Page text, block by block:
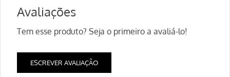
Avaliações
Tem esse produto? Seja o primeiro a avaliá-lo!
ESCREVER AVALIAÇÃO